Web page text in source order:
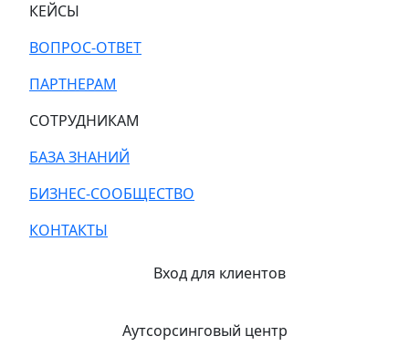
КЕЙСЫ
ВОПРОС-ОТВЕТ
ПАРТНЕРАМ
СОТРУДНИКАМ
БАЗА ЗНАНИЙ
БИЗНЕС-СООБЩЕСТВО
КОНТАКТЫ
Вход для клиентов
Аутсорсинговый центр